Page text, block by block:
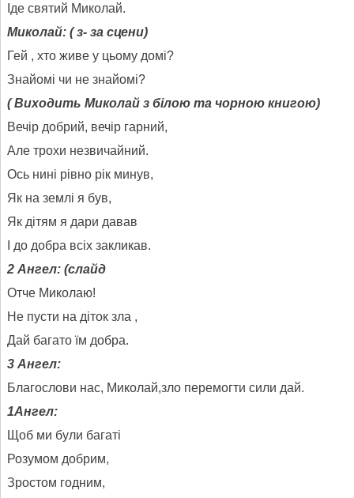
Іде святий Миколай.
Миколай: ( з- за сцени)
Гей , хто живе у цьому домі?
Знайомі чи не знайомі?
( Виходить Миколай з білою та чорною книгою)
Вечір добрий, вечір гарний,
Але трохи незвичайний.
Ось нині рівно рік минув,
Як на землі я був,
Як дітям я дари давав
І до добра всіх закликав.
2 Ангел: (слайд
Отче Миколаю!
Не пусти на діток зла ,
Дай багато їм добра.
3 Ангел:
Благослови нас, Миколай,зло перемогти сили дай.
1Ангел:
Щоб ми були багаті
Розумом добрим,
Зростом годним,